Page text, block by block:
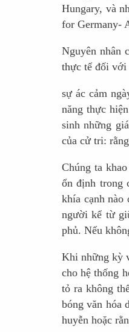
Hungary, và
for Germany-
Nguyên nhân
thực tế đối với
sự ác cảm
năng thực
sinh những
của cử tri:
Chúng ta
ổn định trong
khía cạnh
người kể từ
phủ. Nếu
Khi những kỳ
cho hệ thống
tỏ ra không
bóng văn hóa
huyễn hoặc